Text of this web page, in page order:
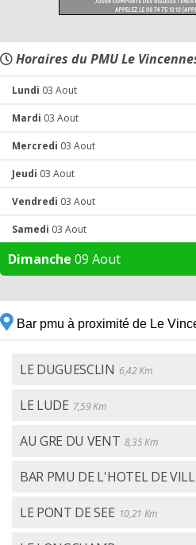
Horaires du PMU Le
Lundi 03 Aout
Mardi 03 Aout
Mercredi 03 Aout
Jeudi 03 Aout
Vendredi 03 Aout
Samedi 03 Aout
Dimanche 09 Aout
Bar pmu à proximité de Le
LE DUGUESCLIN 6,42 Km
LE LUDE 7,59 Km
AU GRE DU VENT 8,35 Km
BAR PMU DE L'HOTEL DE
LE PONT DE SEE 10,21 Km